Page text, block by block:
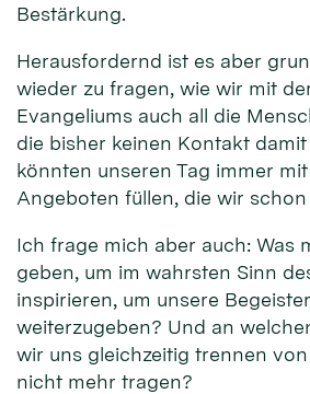
Bestärkung.
Herausfordernd ist es aber
wieder zu fragen, wie wir mit
Evangeliums auch all die
die bisher keinen Kontakt
könnten unseren Tag immer
Angeboten füllen, die wir schon
Ich frage mich aber auch: Was
geben, um im wahrsten Sinn
inspirieren, um unsere
weiterzugeben? Und an
wir uns gleichzeitig trennen
nicht mehr tragen?